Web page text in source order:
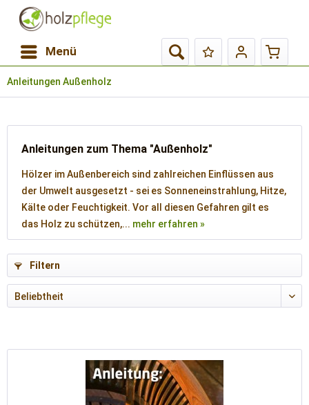
Menü
Anleitungen Außenholz
Anleitungen zum Thema "Außenholz"
Hölzer im Außenbereich sind zahlreichen Einflüssen aus
der Umwelt ausgesetzt - sei es Sonneneinstrahlung, Hitze,
Kälte oder Feuchtigkeit. Vor all diesen Gefahren gilt es
das Holz zu schützen,... mehr erfahren »
Filtern